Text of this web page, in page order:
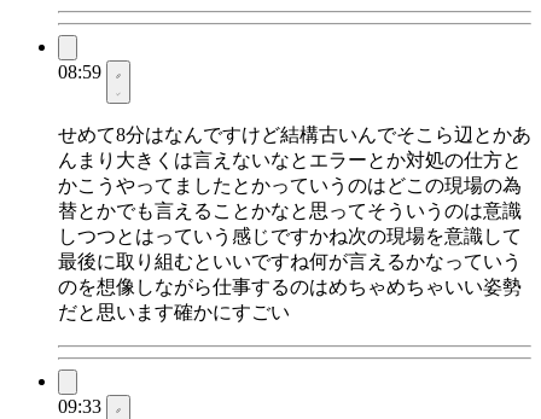
08:59
せめて8分はなんですけど結構古いんでそこら辺とかあ
んまり大きくは言えないなとエラーとか対処の仕方と
かこうやってましたとかっていうのはどこの現場の為
替とかでも言えることかなと思ってそういうのは意識
しつつとはっていう感じですかね次の現場を意識して
最後に取り組むといいですね何が言えるかなっていう
のを想像しながら仕事するのはめちゃめちゃいい姿勢
だと思います確かにすごい
09:33